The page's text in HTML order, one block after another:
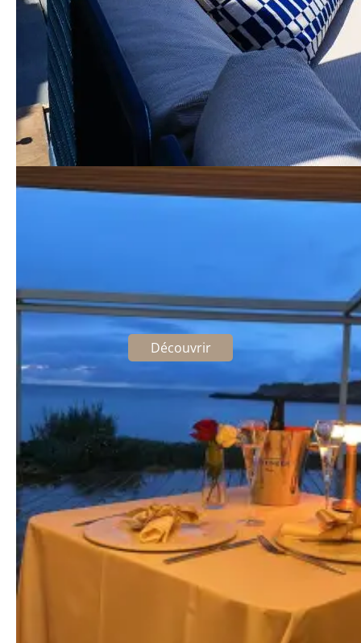
Rousse
Les pieds dans l'eau
Découvrir
Chambres d'hôtel
à l'Île-Rousse
L'hôtel dispose de
57 chambres et suites en
bord de mer, décorées dans un style sobre et
contemporain. Lumineuses et fonctionnelles,
elles offrent toutes unevue panoramique sur
la mer ou sur la montagne
insonorisées, elles sont toutes équipées avec
téléviseur écran plat, mini-bar, Wi-Fi, coffre-fort,